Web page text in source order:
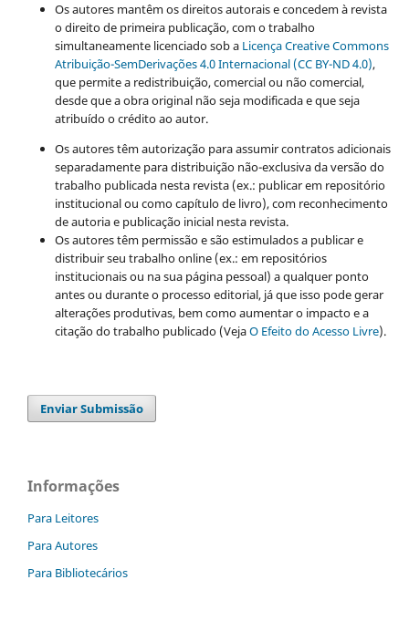
Os autores mantêm os direitos autorais e concedem à revista
o direito de primeira publicação, com o trabalho
simultaneamente licenciado sob aLicença Creative Commons
Atribuição-SemDerivações 4.0 Internacional (CC BY-ND 4.0),
que permite a redistribuição, comercial ou não comercial,
desde que a obra original não seja modificada e que seja
atribuído o crédito ao autor.
Os autores têm autorização para assumir contratos adicionais
separadamente para distribuição não-exclusiva da versão do
trabalho publicada nesta revista (ex.: publicar em repositório
institucional ou como capítulo de livro), com reconhecimento
de autoria e publicação inicial nesta revista.
Os autores têm permissão e são estimulados a publicar e
distribuir seu trabalho online (ex.: em repositórios
institucionais ou na sua página pessoal) a qualquer ponto
antes ou durante o processo editorial, já que isso pode gerar
alterações produtivas, bem como aumentar o impacto e a
citação do trabalho publicado (VejaO Efeito do Acesso Livre).
Enviar Submissão
Informações
Para Leitores
Para Autores
Para Bibliotecários